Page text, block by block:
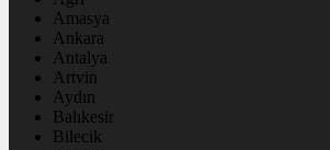
Amasya
Ankara
Antalya
Artvin
Aydın
Balıkesir
Bilecik